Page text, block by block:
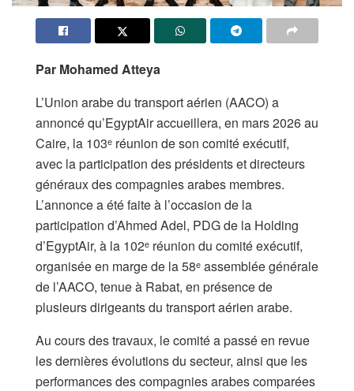
Par Mohamed Atteya
L’Union arabe du transport aérien (AACO) a
annoncé qu’EgyptAir accueillera, en mars 2026 au
Caire, la 103ᵉ réunion de son comité exécutif,
avec la participation des présidents et directeurs
généraux des compagnies arabes membres.
L’annonce a été faite à l’occasion de la
participation d’Ahmed Adel, PDG de la Holding
d’EgyptAir, à la 102ᵉ réunion du comité exécutif,
organisée en marge de la 58ᵉ assemblée générale
de l’AACO, tenue à Rabat, en présence de
plusieurs dirigeants du transport aérien arabe.
Au cours des travaux, le comité a passé en revue
les dernières évolutions du secteur, ainsi que les
performances des compagnies arabes comparées